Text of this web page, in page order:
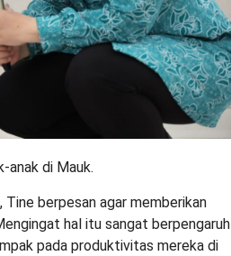
anak di Mauk.
berpesan agar memberikan
hal itu sangat berpengaruh
pada produktivitas mereka di